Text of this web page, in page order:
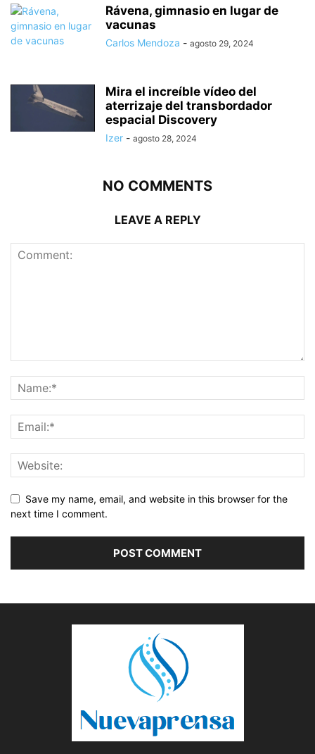
Rávena, gimnasio en lugar de
vacunas
Carlos Mendoza - agosto 29, 2024
Mira el increíble vídeo del
aterrizaje del transbordador
espacial Discovery
Izer - agosto 28, 2024
NO COMMENTS
LEAVE A REPLY
Save my name, email, and website in this browser for the
next time I comment.